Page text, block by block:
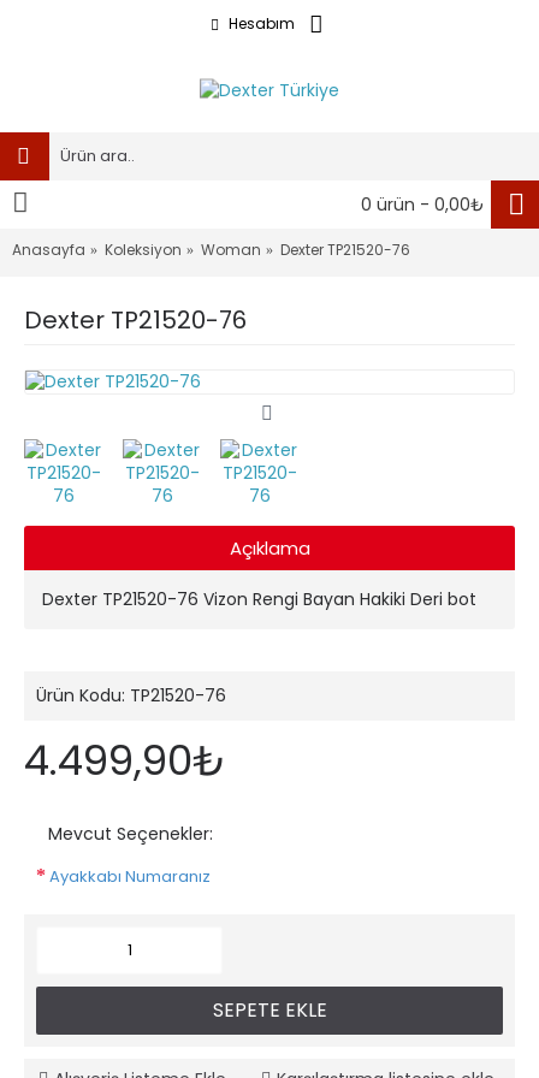
Hesabım
0 ürün - 0,00₺
Anasayfa Koleksiyon Woman Dexter TP21520-76
Dexter TP21520-76
Açıklama
Dexter TP21520-76 Vizon Rengi Bayan Hakiki Deri bot
Ürün Kodu: TP21520-76
4.499,90₺
Mevcut Seçenekler:
Ayakkabı Numaranız
SEPETE EKLE